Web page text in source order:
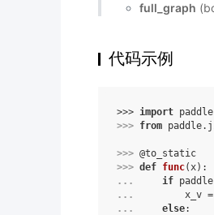
full_graph
代码示例
>>> import paddle
>>> from
>>> @to_static
>>> def func(x):
...
if paddle
...
x_v =
...
else: